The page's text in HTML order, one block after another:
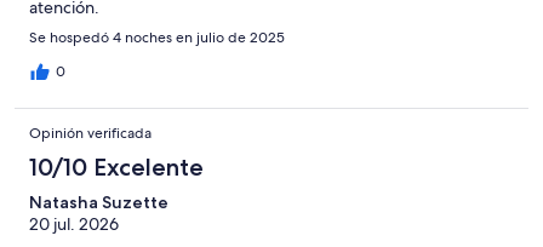
atención.
Se hospedó 4 noches en julio de 2025
0
Opinión verificada
10/10 Excelente
Natasha Suzette
20 jul. 2026